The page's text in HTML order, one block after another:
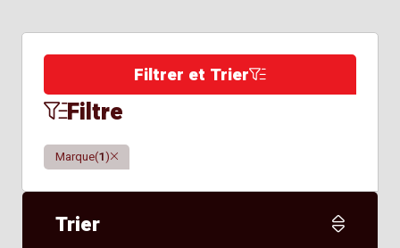
Filtrer et Trier
Filtre
Marque(1)Clair
Trier